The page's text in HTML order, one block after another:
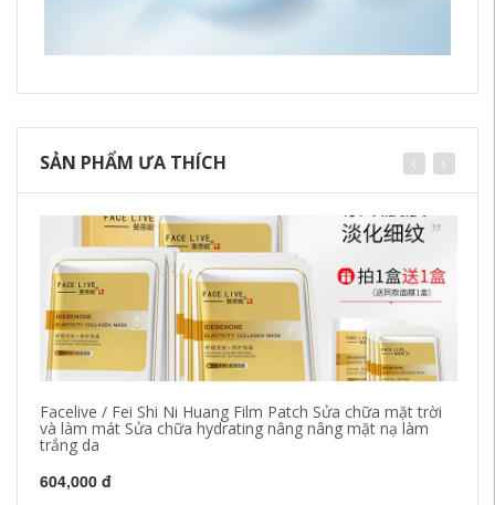
SẢN PHẨM ƯA THÍCH
Facelive / Fei Shi Ni Huang Film Patch Sửa chữa mặt trời
và làm mát Sửa chữa hydrating nâng nâng mặt nạ làm
trắng da
604,000 đ